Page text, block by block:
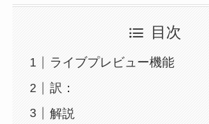
目次
ライブプレビュー機能
訳：
解説